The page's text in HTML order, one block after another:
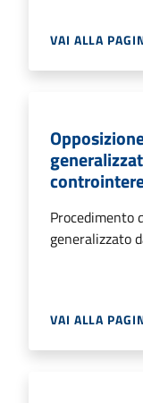
VAI ALLA
Procedimento
generalizzato
VAI ALLA